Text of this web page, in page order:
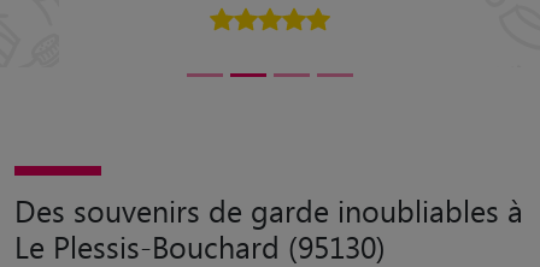
Des souvenirs de garde inoubliables à
Le Plessis-Bouchard (95130)